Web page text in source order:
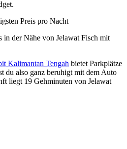
Preis pro Nacht
in der Nähe von Jelawat Fisch mit
Kalimantan Tengah bietet Parkplätze
du also ganz beruhigt mit dem Auto
liegt 19 Gehminuten von Jelawat